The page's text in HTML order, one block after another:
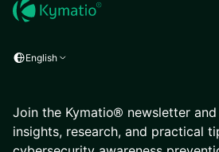
English
Join the Kymatio® newsletter
insights, research, and practical